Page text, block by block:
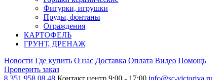
Фигурки, игрушки
Пруды, фонтаны
Ограждения
КАРТОФЕЛЬ
ГРУНТ, ДРЕНАЖ
Новости Где купить О нас Доставка Оплата Видео Помощь
Проверить заказ
8 351 958 08 48 Контакт центр 9:00 - 17:00 info@sc-victoriya.ru